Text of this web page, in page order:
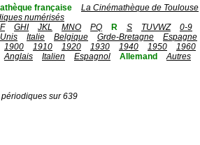
française La Cinémathèque de Toulouse
numérisés
F GHI JKL MNO PQ R S TUVWZ
0-9
Italie Belgique Grde-Bretagne Espagne
1900 1910 1920 1930 1940 1950 1960
Anglais Italien Espagnol Allemand
Autres
sur 639